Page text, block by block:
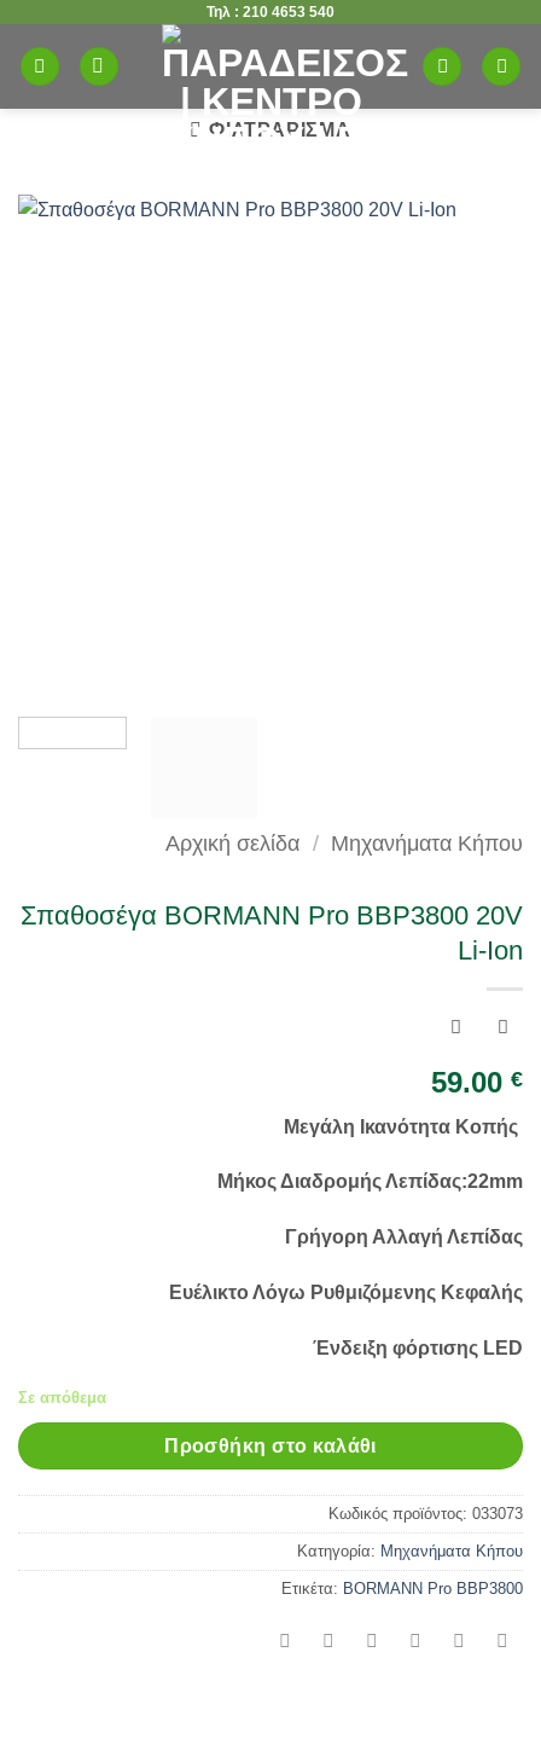
στο
περιεχόμενο
Τηλ : 210 4653 540
ΦΙΛΤΡΆΡΙΣΜΑ
Αρχική σελίδα / Μηχανήματα Κήπου
Σπαθοσέγα BORMANN Pro BBP3800 20V
Li-Ion
59.00 €
Μεγάλη Ικανότητα Κοπής
Μήκος Διαδρομής Λεπίδας:22mm
Γρήγορη Αλλαγή Λεπίδας
Ευέλικτο Λόγω Ρυθμιζόμενης Κεφαλής
Ένδειξη φόρτισης LED
Σε απόθεμα
Προσθήκη στο καλάθι
Κωδικός προϊόντος: 033073
Κατηγορία: Μηχανήματα Κήπου
Ετικέτα: BORMANN Pro BBP3800